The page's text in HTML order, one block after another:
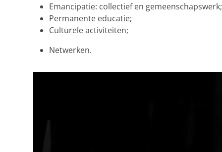
Emancipatie: collectief en gemeenschapswerk;
Permanente educatie;
Culturele activiteiten;
Netwerken.